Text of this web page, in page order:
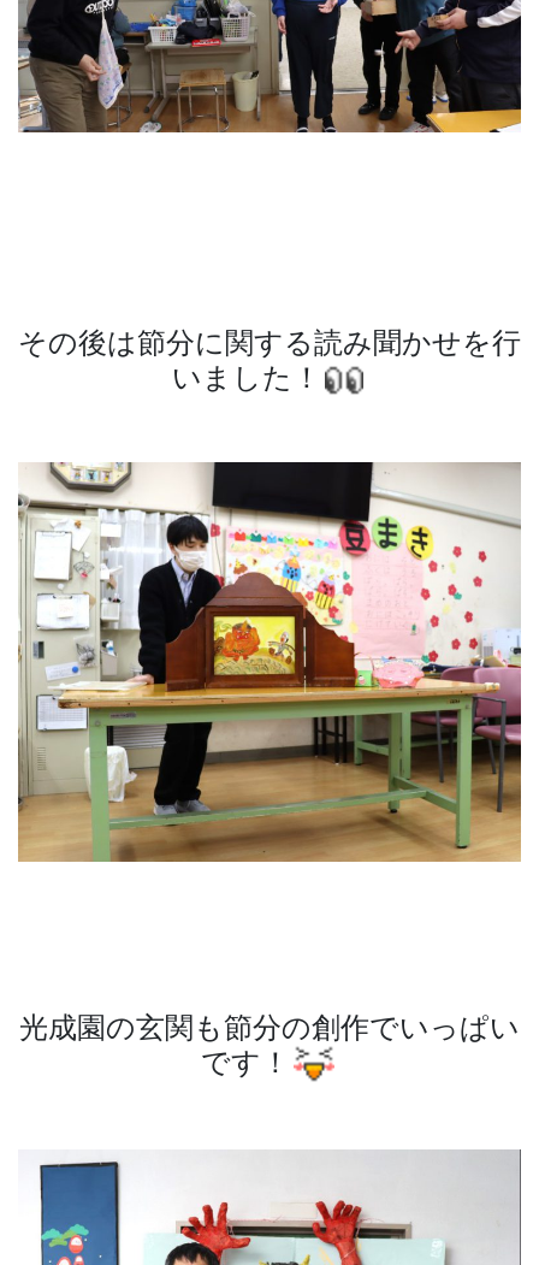
その後は節分に関する読み聞かせを行
いました！
光成園の玄関も節分の創作でいっぱい
です！